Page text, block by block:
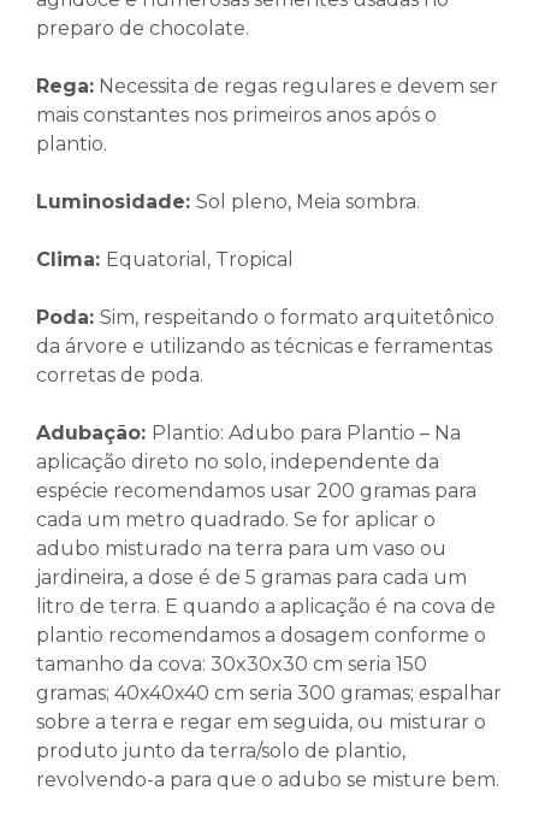
preparo de chocolate.
Rega: Necessita de regas regulares e devem ser
mais constantes nos primeiros anos após o
plantio.
Luminosidade: Sol pleno, Meia sombra.
Clima: Equatorial, Tropical
Poda: Sim, respeitando o formato arquitetônico
da árvore e utilizando as técnicas e ferramentas
corretas de poda.
Adubação: Plantio: Adubo para Plantio – Na
aplicação direto no solo, independente da
espécie recomendamos usar 200 gramas para
cada um metro quadrado. Se for aplicar o
adubo misturado na terra para um vaso ou
jardineira, a dose é de 5 gramas para cada um
litro de terra. E quando a aplicação é na cova de
plantio recomendamos a dosagem conforme o
tamanho da cova: 30x30x30 cm seria 150
gramas; 40x40x40 cm seria 300 gramas; espalhar
sobre a terra e regar em seguida, ou misturar o
produto junto da terra/solo de plantio,
revolvendo-a para que o adubo se misture bem.